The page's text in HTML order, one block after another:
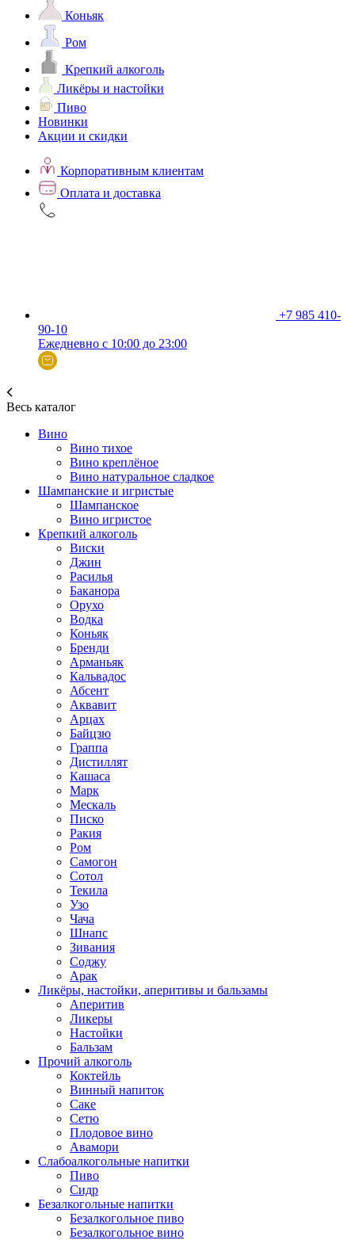
Коньяк
Ром
Крепкий алкоголь
Ликёры и настойки
Пиво
Новинки
Акции и скидки
Корпоративным клиентам
Оплата и доставка
+7 985 410-
90-10
Ежедневно с 10:00 до 23:00
Весь каталог
Вино
Вино тихое
Вино креплёное
Вино натуральное сладкое
Шампанские и игристые
Шампанское
Вино игристое
Крепкий алкоголь
Виски
Джин
Расилья
Баканора
Орухо
Водка
Коньяк
Бренди
Арманьяк
Кальвадос
Абсент
Аквавит
Арцах
Байцзю
Граппа
Дистиллят
Кашаса
Марк
Мескаль
Писко
Ракия
Ром
Самогон
Сотол
Текила
Узо
Чача
Шнапс
Зивания
Соджу
Арак
Ликёры, настойки, аперитивы и бальзамы
Аперитив
Ликеры
Настойки
Бальзам
Прочий алкоголь
Коктейль
Винный напиток
Саке
Сетю
Плодовое вино
Авамори
Слабоалкогольные напитки
Пиво
Сидр
Безалкогольные напитки
Безалкогольное пиво
Безалкогольное вино